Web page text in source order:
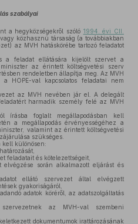
szabályai
a hegyközségekről szóló 1994. évi CII.
közhasznú társaság (a továbbiakban
az MVH hatáskörébe tartozó feladatot
a feladat ellátására kijelölt szervet a
az érintett költségvetési szerv
rendeletben állapítja meg. Az MVH
a HOPE-val kapcsolatos feladatai nem
az MVH nevében jár el. A delegált
harmadik személy felé az MVH
írásba foglalt megállapodásban kell
a megállapodás érvényességéhez a
valamint az érintett költségvetési
szükséges.
kell különösen:
feladatait és kötelezettségeit,
elvégzése során alkalmazott eljárást és
ellátó szervezet által elvégzett
gyakoriságáról,
adatok köréről, az adatszolgáltatás
az MVH-val szembeni
dokumentumok irattározásának